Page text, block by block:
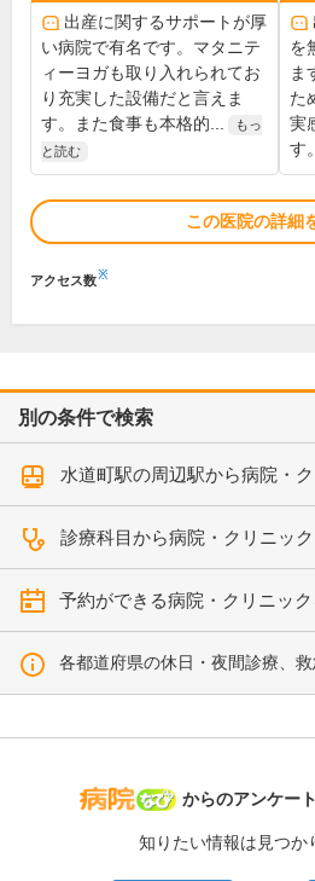
出産に関するサポートが厚
い病院で有名です。マタニテ
ィーヨガも取り入れられてお
り充実した設備だと言えま
す。また食事も本格的...
もっ
と読む
を
ま
た
実
す。
この医院の詳細
アクセス数※
別の条件で検索
水道町駅の周辺駅から病院・
診療科目から病院・クリニッ
予約ができる病院・クリニッ
各都道府県の休日・夜間診療、
病院なび
からのアンケー
知りたい情報は見つか